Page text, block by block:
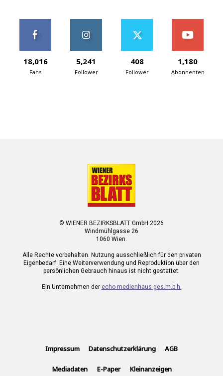
18,016
Fans
5,241
Follower
408
Follower
1,180
Abonnenten
© WIENER BEZIRKSBLATT GmbH 2026
Windmühlgasse 26
1060 Wien.
Alle Rechte vorbehalten. Nutzung ausschließlich für den privaten
Eigenbedarf. Eine Weiterverwendung und Reproduktion über den
persönlichen Gebrauch hinaus ist nicht gestattet.
Ein Unternehmen der echo medienhaus ges.m.b.h.
Impressum Datenschutzerklärung AGB
Mediadaten E-Paper Kleinanzeigen